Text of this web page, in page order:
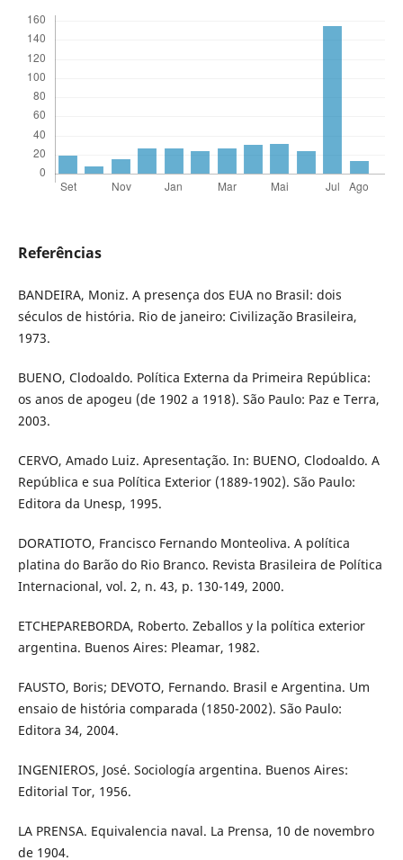
Referências
BANDEIRA, Moniz. A presença dos EUA no Brasil: dois
séculos de história. Rio de janeiro: Civilização Brasileira,
1973.
BUENO, Clodoaldo. Política Externa da Primeira República:
os anos de apogeu (de 1902 a 1918). São Paulo: Paz e Terra,
2003.
CERVO, Amado Luiz. Apresentação. In: BUENO, Clodoaldo. A
República e sua Política Exterior (1889-1902). São Paulo:
Editora da Unesp, 1995.
DORATIOTO, Francisco Fernando Monteoliva. A política
platina do Barão do Rio Branco. Revista Brasileira de Política
Internacional, vol. 2, n. 43, p. 130-149, 2000.
ETCHEPAREBORDA, Roberto. Zeballos y la política exterior
argentina. Buenos Aires: Pleamar, 1982.
FAUSTO, Boris; DEVOTO, Fernando. Brasil e Argentina. Um
ensaio de história comparada (1850-2002). São Paulo:
Editora 34, 2004.
INGENIEROS, José. Sociología argentina. Buenos Aires:
Editorial Tor, 1956.
LA PRENSA. Equivalencia naval. La Prensa, 10 de novembro
de 1904.